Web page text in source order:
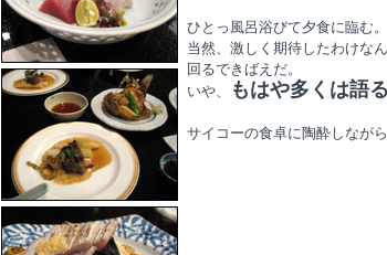
ひとっ風呂浴びて夕食に臨む。
当然、激しく期待したわけな
回るできばえだ。
いや、
もはや多くは語
サイコーの食卓に陶酔しなが